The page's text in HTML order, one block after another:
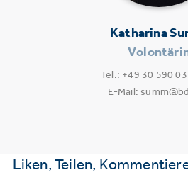
Katharina
Tel.: +49 30 590
E-Mail:
Liken, Teilen,